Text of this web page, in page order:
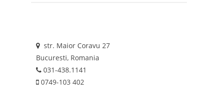
str. Maior Coravu 27
Bucuresti, Romania
031-438.1141
0749-103 402